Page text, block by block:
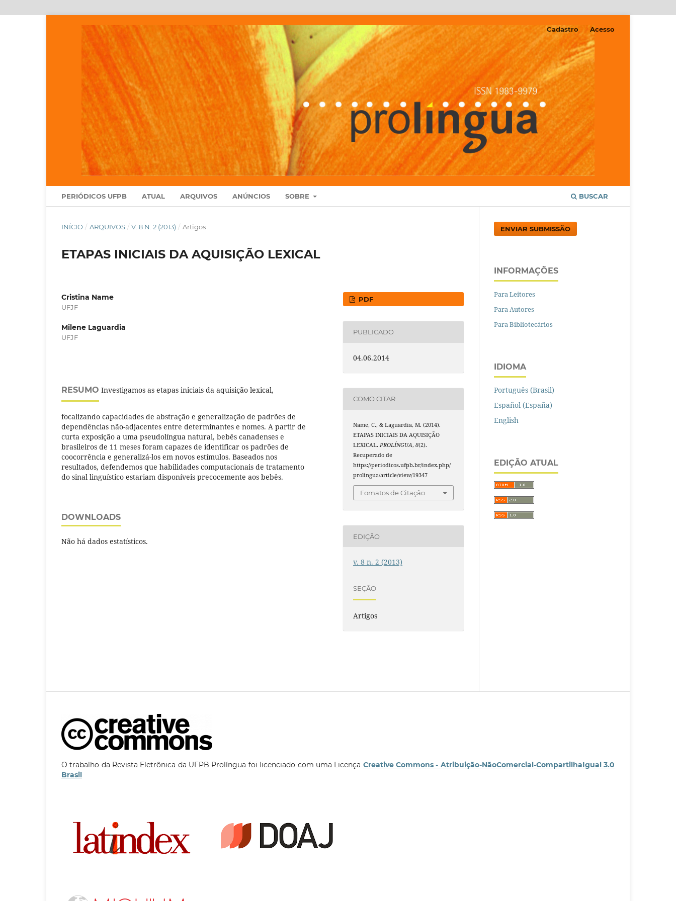
PERIÓDICOS UFPB ATUAL ARQUIVOS ANÚNCIOS SOBRE BUSCAR
Cadastro Acesso
INÍCIO / ARQUIVOS / V. 8 N. 2 (2013) / Artigos
ETAPAS INICIAIS DA AQUISIÇÃO LEXICAL
Cristina Name
UFJF
Milene Laguardia
UFJF
RESUMO Investigamos as etapas iniciais da aquisição lexical,
focalizando capacidades de abstração e generalização de padrões de
dependências não-adjacentes entre determinantes e nomes. A partir de
curta exposição a uma pseudolíngua natural, bebês canadenses e
brasileiros de 11 meses foram capazes de identificar os padrões de
coocorrência e generalizá-los em novos estímulos. Baseados nos
resultados, defendemos que habilidades computacionais de tratamento
do sinal linguístico estariam disponíveis precocemente aos bebês.
DOWNLOADS
Não há dados estatísticos.
PDF
PUBLICADO
04.06.2014
COMO CITAR
Name, C., & Laguardia, M. (2014).
ETAPAS INICIAIS DA AQUISIÇÃO
LEXICAL.PROLÍNGUA,8(2).
Recuperado de
https://periodicos.ufpb.br/index.php/
prolingua/article/view/19347
Fomatos de Citação
EDIÇÃO
v. 8 n. 2 (2013)
SEÇÃO
Artigos
ENVIAR SUBMISSÃO
INFORMAÇÕES
Para Leitores
Para Autores
Para Bibliotecários
IDIOMA
Português (Brasil)
Español (España)
English
EDIÇÃO ATUAL
O trabalho da Revista Eletrônica da UFPB Prolíngua foi licenciado com uma Licença Creative Commons - Atribuição-NãoComercial-CompartilhaIgual 3.0
Brasil